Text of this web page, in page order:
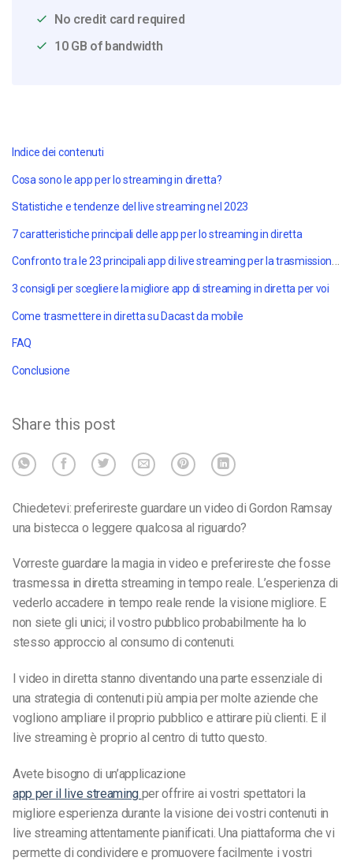
No credit card required
10 GB of bandwidth
Indice dei contenuti
Cosa sono le app per lo streaming in diretta?
Statistiche e tendenze del live streaming nel 2023
7 caratteristiche principali delle app per lo streaming in diretta
Confronto tra le 23 principali app di live streaming per la trasmissione mobile nel 2023
3 consigli per scegliere la migliore app di streaming in diretta per voi
Come trasmettere in diretta su Dacast da mobile
FAQ
Conclusione
Share this post
Chiedetevi: preferireste guardare un video diGordon Ramsay
una bistecca o leggere qualcosa al riguardo?
Vorreste guardare la magia in video e preferireste che fosse
trasmessa in diretta streaming in tempo reale. L’esperienza di
vederlo accadere in tempo reale rende la visione migliore. E
non siete gli unici; il vostro pubblico probabilmente ha lo
stesso approccio al consumo di contenuti.
I video in diretta stanno diventando una parte essenziale di
una strategia di contenuti più ampia per molte aziende che
vogliono ampliare il proprio pubblico e attirare più clienti. E il
live streaming è proprio al centro di tutto questo.
Avete bisogno di un’applicazione
app per il live streaming per offrire ai vostri spettatori la
migliore esperienza durante la visione dei vostri contenuti in
live streaming attentamente pianificati. Una piattaforma che vi
permette di condividere e promuovere facilmente i vostri